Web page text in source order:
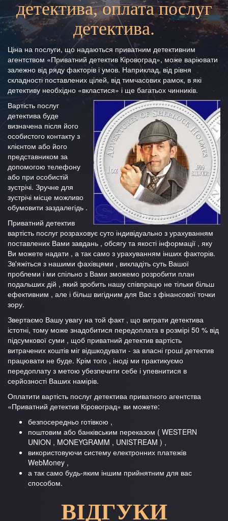
детектива, оплата послуг
детектива.
Ціна на послуги, що надаються приватним детективним
агентством «Приватний детектив Кіровоград», може варіювати
залежно від ряду факторів і умов. Наприклад, від рівня
складності поставлених цілей, від тимчасових рамок, в які
детективу необхідно «вкластися» і ще багатьох чинників.
Вартість послуг
детектива буде
визначена після його
особистого контакту з
клієнтом або його
представником за
допомогою телефону
або при особистій
зустрічі. Зручне для
зустрічі місце можливо
обумовити заздалегідь .
Приватний детектив
вартість послуг розраховує суто індивідуально з урахуванням
поставлених Вами завдань , обсягу та якості інформації , яку
Ви можете надати , а так само з урахуванням інших факторів.
Зв'яжіться з нашими фахівцями , викладіть суть Вашої
проблеми і ми спільно з Вами зможемо розробити план
подальших дій , який зробить нашу співпрацю не тільки більш
ефективним , але і більш вигідним для Вас з фінансової точки
зору.
Звертаємо Вашу увагу на той факт , що витрати детектива
істотні, тому може знадобитися передоплата в розмірі 50 % від
підсумкової суми , щоб приватний детектив вартість
витрачених коштів міг відшкодувати - за власні гроші детектив
працювати не буде. Крім того , іноді ми практикуємо
передоплату з метою убезпечити себе і упевнитися в
серйозності Ваших намірів.
Оплатити вартість послуг детектива приватного агентства
«Приватний детектив Кіровоград» ви можете:
безпосередньо готівкою ,
поштовим або банківським переказом ( WESTERN
UNION , MONEYGRAMM , UNISTREAM ) ,
використовуючи систему електронних платежів
WebMoney ,
а так само будь-яким іншим прийнятним для вас
способом.
ВІДГУКИ